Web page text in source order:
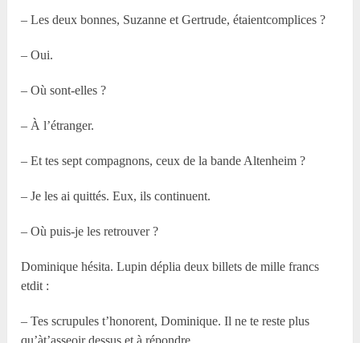
– Les deux bonnes, Suzanne et Gertrude, étaientcomplices ?
– Oui.
– Où sont-elles ?
– À l’étranger.
– Et tes sept compagnons, ceux de la bande Altenheim ?
– Je les ai quittés. Eux, ils continuent.
– Où puis-je les retrouver ?
Dominique hésita. Lupin déplia deux billets de mille francs
etdit :
– Tes scrupules t’honorent, Dominique. Il ne te reste plus